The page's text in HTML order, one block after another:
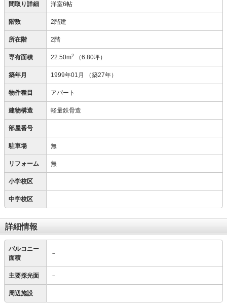
間取り詳細 洋室6帖
階数 2階建
所在階 2階
専有面積 22.50m2 （6.80坪）
築年月 1999年01月 （築27年）
物件種目 アパート
建物構造 軽量鉄骨造
部屋番号
駐車場 無
リフォーム 無
小学校区
中学校区
詳細情報
バルコニー
面積
－
主要採光面 －
周辺施設